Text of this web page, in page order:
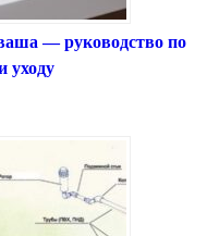
— руководство по
уходу